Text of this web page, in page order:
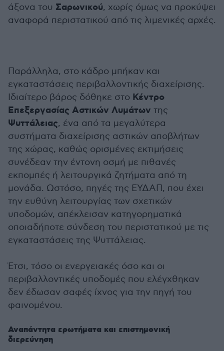
άξονα του Σαρωνικού, χωρίς όμως να προκύψει
αναφορά περιστατικού από τις λιμενικές αρχές.
Παράλληλα, στο κάδρο μπήκαν και
εγκαταστάσεις περιβαλλοντικής διαχείρισης.
Ιδιαίτερο βάρος δόθηκε στο Κέντρο
Επεξεργασίας Αστικών Λυμάτων της
Ψυττάλειας, ένα από τα μεγαλύτερα
συστήματα διαχείρισης αστικών αποβλήτων
της χώρας, καθώς ορισμένες εκτιμήσεις
συνέδεαν την έντονη οσμή με πιθανές
εκπομπές ή λειτουργικά ζητήματα από τη
μονάδα. Ωστόσο, πηγές της ΕΥΔΑΠ, που έχει
την ευθύνη λειτουργίας των σχετικών
υποδομών, απέκλεισαν κατηγορηματικά
οποιαδήποτε σύνδεση του περιστατικού με τις
εγκαταστάσεις της Ψυττάλειας.
Έτσι, τόσο οι ενεργειακές όσο και οι
περιβαλλοντικές υποδομές που ελέγχθηκαν
δεν έδωσαν σαφές ίχνος για την πηγή του
φαινομένου.
Αναπάντητα ερωτήματα και επιστημονική
διερεύνηση